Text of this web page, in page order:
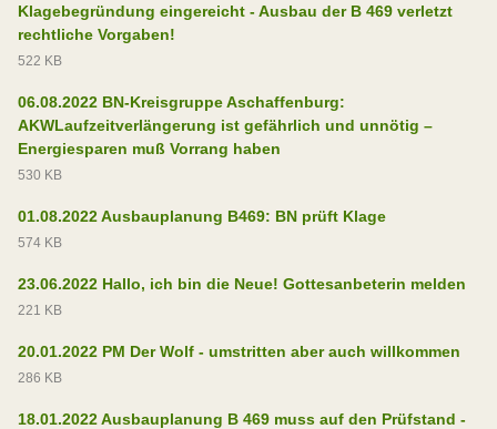
Klagebegründung eingereicht - Ausbau der B 469 verletzt
rechtliche Vorgaben!
522 KB
06.08.2022 BN-Kreisgruppe Aschaffenburg:
AKWLaufzeitverlängerung ist gefährlich und unnötig –
Energiesparen muß Vorrang haben
530 KB
01.08.2022 Ausbauplanung B469: BN prüft Klage
574 KB
23.06.2022 Hallo, ich bin die Neue! Gottesanbeterin melden
221 KB
20.01.2022 PM Der Wolf - umstritten aber auch willkommen
286 KB
18.01.2022 Ausbauplanung B 469 muss auf den Prüfstand -